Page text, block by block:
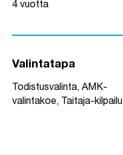
4 vuotta
Valintatapa
Todistusvalinta, AMK-
valintakoe, Taitaja-kilpailu